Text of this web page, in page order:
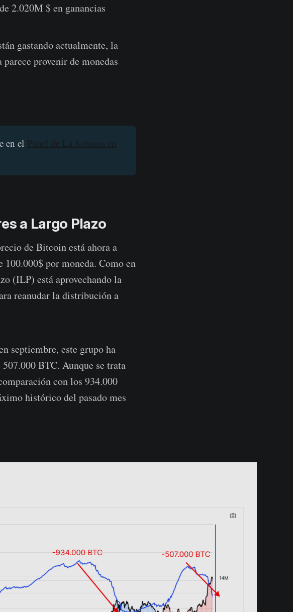
2.020M $ en ganancias
gastando actualmente, la
provenir de monedas
en el Panel de La Semana en
a Largo Plazo
de Bitcoin está ahora a
100.000$ por moneda. Como en
(ILP) está aprovechando la
reanudar la distribución a
septiembre, este grupo ha
BTC. Aunque se trata
con los 934.000
histórico del pasado mes